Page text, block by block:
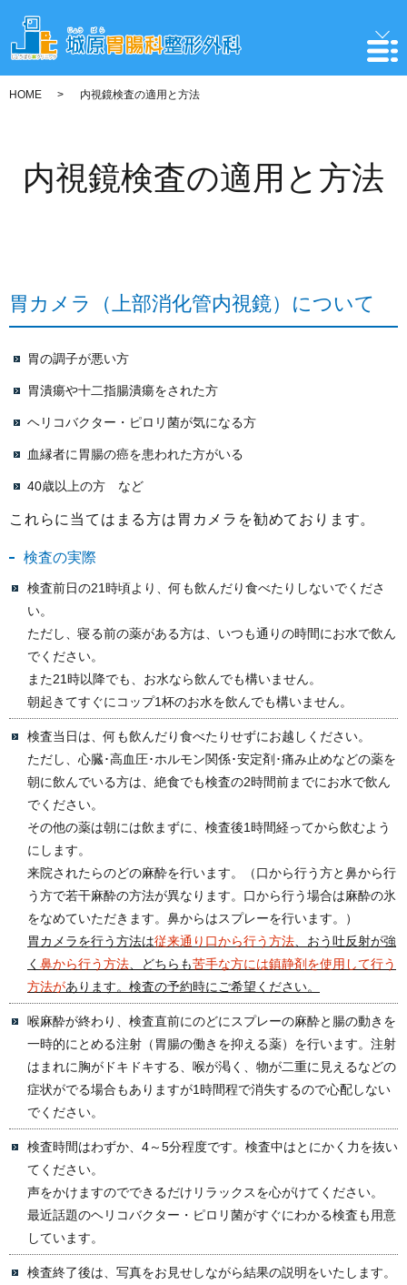
HOME 内視鏡検査の適用と方法
内視鏡検査の適用と方法
胃カメラ（上部消化管内視鏡）について
胃の調子が悪い方
胃潰瘍や十二指腸潰瘍をされた方
ヘリコバクター・ピロリ菌が気になる方
血縁者に胃腸の癌を患われた方がいる
40歳以上の方 など
これらに当てはまる方は胃カメラを勧めております。
検査の実際
検査前日の21時頃より、何も飲んだり食べたりしないでくださ
い。
ただし、寝る前の薬がある方は、いつも通りの時間にお水で飲ん
でください。
また21時以降でも、お水なら飲んでも構いません。
朝起きてすぐにコップ1杯のお水を飲んでも構いません。
検査当日は、何も飲んだり食べたりせずにお越しください。
ただし、心臓･高血圧･ホルモン関係･安定剤･痛み止めなどの薬を
朝に飲んでいる方は、絶食でも検査の2時間前までにお水で飲ん
でください。
その他の薬は朝には飲まずに、検査後1時間経ってから飲むよう
にします。
来院されたらのどの麻酔を行います。（口から行う方と鼻から行
う方で若干麻酔の方法が異なります。口から行う場合は麻酔の氷
をなめていただきます。鼻からはスプレーを行います。）
胃カメラを行う方法は従来通り口から行う方法 、おう吐反射が強
く 鼻から行う方法 、どちらも苦手な方には鎮静剤を使用して行う
方法があります。検査の予約時にご希望ください。
喉麻酔が終わり、検査直前にのどにスプレーの麻酔と腸の動きを
一時的にとめる注射（胃腸の働きを抑える薬）を行います。注射
はまれに胸がドキドキする、喉が渇く、物が二重に見えるなどの
症状がでる場合もありますが1時間程で消失するので心配しない
でください。
検査時間はわずか、4～5分程度です。検査中はとにかく力を抜い
てください。
声をかけますのでできるだけリラックスを心がけてください。
最近話題のヘリコバクター・ピロリ菌がすぐにわかる検査も用意
しています。
検査終了後は、写真をお見せしながら結果の説明をいたします。